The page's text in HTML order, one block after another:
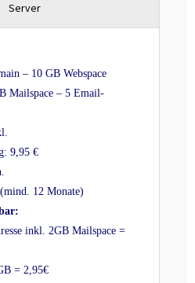
Server
– 10 GB Webspace
Mailspace – 5 Email-
9,95 €
12 Monate)
inkl. 2GB Mailspace =
= 2,95€